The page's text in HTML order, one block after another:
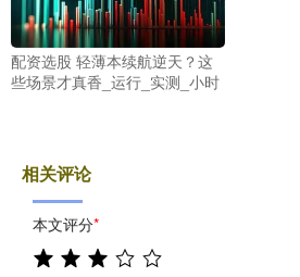
配资选股 轻薄本续航逆天？这
些场景才真香_运行_实测_小时
相关评论
本文评分*